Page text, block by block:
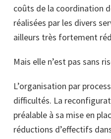
coûts de la coordination
réalisées par les divers
ailleurs très fortement
Mais elle n’est pas sans
L’organisation par
difficultés. La
préalable à sa mise en
réductions d’effectifs